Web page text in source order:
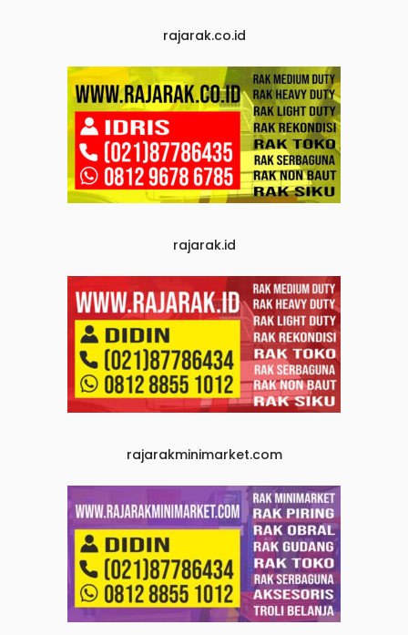
rajarak.co.id
rajarak.id
rajarakminimarket.com